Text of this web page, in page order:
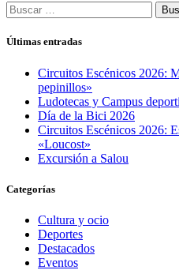
Buscar:
Últimas entradas
Circuitos Escénicos 2026:
pepinillos»
Ludotecas y Campus
Día de la Bici 2026
Circuitos Escénicos 2026:
«Loucost»
Excursión a Salou
Categorías
Cultura y ocio
Deportes
Destacados
Eventos